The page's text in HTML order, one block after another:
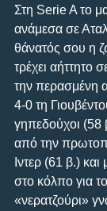
Στη Serie A το
ανάμεσα σε
θάνατός σου η
τρέχει αήττητο
την περασμένη
4-0 τη
γηπεδούχοι
από την
Ιντερ (61 β.)
στο κόλπο για
«νερατζούρι»